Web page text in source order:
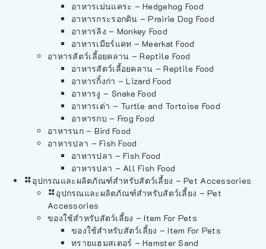
อาหารเม่นแคระ – Hedgehog Food
อาหารกระรอกดิน – Prairie Dog Food
อาหารลิง – Monkey Food
อาหารเมียร์แคท – Meerkat Food
อาหารสัตว์เลี้อยคลาน – Reptile Food
อาหารสัตว์เลี้อยคลาน – Reptile Food
อาหารกิ้งก่า – Lizard Food
อาหารงู – Snake Food
อาหารเต่า – Turtle and Tortoise Food
อาหารกบ – Frog Food
อาหารนก – Bird Food
อาหารปลา – Fish Food
อาหารปลา – Fish Food
อาหารปลา – All Fish Food
อุปกรณและผลิตภัณฑ์สำหรับสัตว์เลี้ยง – Pet Accessories
อุปกรณและผลิตภัณฑ์สำหรับสัตว์เลี้ยง – Pet
Accessories
ของใช้สำหรับสัตว์เลี้ยง – Item For Pets
ของใช้สำหรับสัตว์เลี้ยง – Item For Pets
ทรายแฮมสเตอร์ – Hamster Sand